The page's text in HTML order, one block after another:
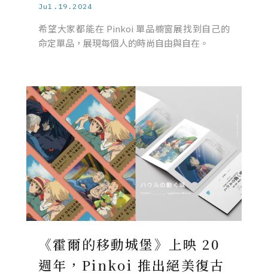
Jul.19.2024
希望大家都能在 Pinkoi 單品櫥窗展找到自己的
命定單品，展現每個人的時尚自由與自在。
《霍爾的移動城堡》上映 20
週年，Pinkoi 推出絕美復古